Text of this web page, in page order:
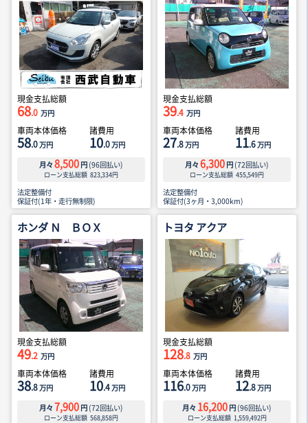
現金支払総額
68.0 万円
車両本体価格
58.0万円
諸費用
10.0万円
月々 8,500 円 (96回払い)
ローン支払総額 823,334円
法定整備付
保証付(1年・走行無制限)
現金支払総額
39.4 万円
車両本体価格
27.8万円
諸費用
11.6万円
月々 6,300 円 (72回払い)
ローン支払総額 455,549円
法定整備付
保証付(3ヶ月・3,000km)
ホンダ Ｎ ＢＯＸ
現金支払総額
49.2 万円
車両本体価格
38.8万円
諸費用
10.4万円
月々 7,900 円 (72回払い)
ローン支払総額 568,858円
トヨタ アクア
現金支払総額
128.8 万円
車両本体価格
116.0万円
諸費用
12.8万円
月々 16,200 円 (96回払い)
ローン支払総額 1,559,492円